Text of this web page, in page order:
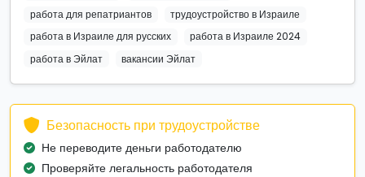
работа для репатриантов
трудоустройство в Израиле
работа в Израиле для русских
работа в Израиле 2024
работа в Эйлат
вакансии Эйлат
Безопасность при трудоустройстве
Не переводите деньги работодателю
Проверяйте легальность работодателя